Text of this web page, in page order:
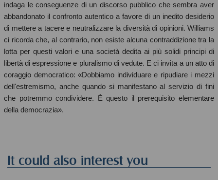
indaga le conseguenze di un discorso pubblico che sembra aver
abbandonato il confronto autentico a favore di un inedito desiderio
di mettere a tacere e neutralizzare la diversità di opinioni. Williams
ci ricorda che, al contrario, non esiste alcuna contraddizione tra la
lotta per questi valori e una società dedita ai più solidi principi di
libertà di espressione e pluralismo di vedute. E ci invita a un atto di
coraggio democratico: «Dobbiamo individuare e ripudiare i mezzi
dell'estremismo, anche quando si manifestano al servizio di fini
che potremmo condividere. È questo il prerequisito elementare
della democrazia».
It could also interest you